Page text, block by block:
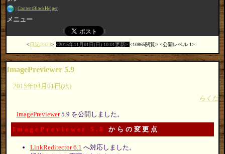
ContentBlockHelper
メニュー
日記:3373 2015年11月01日(日) 10:01更新 10865閲覧 公開レベル 1
ImagePreviewer 5.9
2015年04月01日(水)
らくだ
ImagePreviewer5.9 を公開しました。
ImagePreviewer 5.8 からの変更点
LinkRedirector 6.1 へ対応しました。